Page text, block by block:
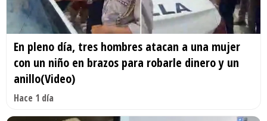
En pleno día, tres hombres atacan a una mujer
con un niño en brazos para robarle dinero y un
anillo(Video)
Hace 1 día